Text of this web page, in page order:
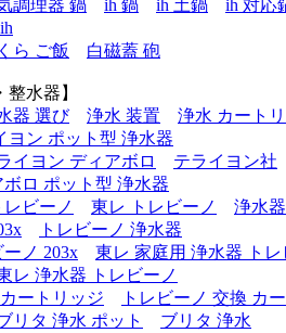
調理器 鍋 ih 鍋 ih 土鍋
ih 対応
ら ご飯 白磁蓋 砲
水器】
器 選び 浄水 装置
浄水 カート
ヨン ポット型 浄水器
イヨン ディアボロ
テライヨン社
ボロ ポット型 浄水器
レビーノ 東レ トレビーノ
浄水
トレビーノ 浄水器
ーノ 203x
東レ 家庭用 浄水器 トレ
レ 浄水器 トレビーノ
ートリッジ
トレビーノ 交換 カ
リタ 浄水 ポット
ブリタ 浄水